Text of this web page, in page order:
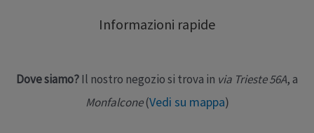
particolarmente utili nel trattamento cutaneo delle
Informazioni rapide
Dove siamo?Il nostro negozio si trova in via Trieste 56A, a
Monfalcone(Vedi su mappa)